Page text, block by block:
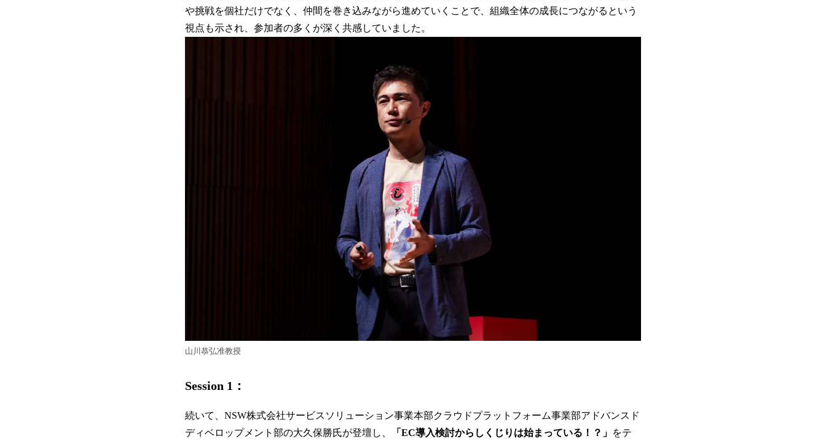
や挑戦を個社だけでなく、仲間を巻き込みながら進めていくことで、組織全体の成長につながるという
視点も示され、参加者の多くが深く共感していました。
山川恭弘准教授
Session 1：
続いて、NSW株式会社サービスソリューション事業本部クラウドプラットフォーム事業部アドバンスド
ディベロップメント部の大久保勝氏が登壇し、
「EC導入検討からしくじりは始まっている！？」 をテ